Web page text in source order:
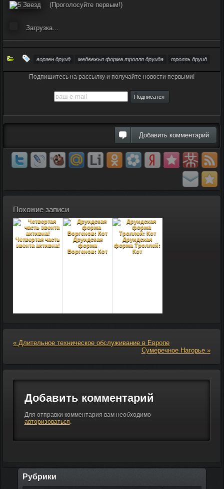
(Проголосуйте первым!)
Загрузка...
ворген друид медвежья форма тролля друида тролль друид
Подпишитесь на рассылку и получайте новости первыми!
Добавить комментарий
Похожие записи
Четвертая часть
эвента активна!
Друидская
форма
Воргенов: Кот
Друидская
форма Троллей:
Кот
4.0.0.12065
« Длительное техническое обслуживание в Европе
Сумеречное Нагорье »
Добавить комментарий
Для отправки комментария вам необходимо
авторизоваться
Рубрики